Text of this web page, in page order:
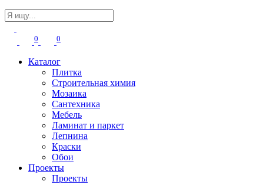
0 0
Каталог
Плитка
Строительная химия
Мозаика
Сантехника
Мебель
Ламинат и паркет
Лепнина
Краски
Обои
Проекты
Проекты